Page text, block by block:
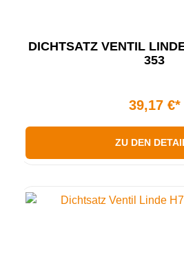
DICHTSATZ VENTIL
353
39,17 €*
ZU DEN